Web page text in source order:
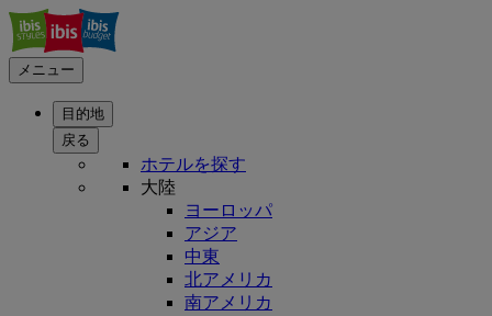
メニュー
目的地
戻る
ホテルを探す
大陸
ヨーロッパ
アジア
中東
北アメリカ
南アメリカ